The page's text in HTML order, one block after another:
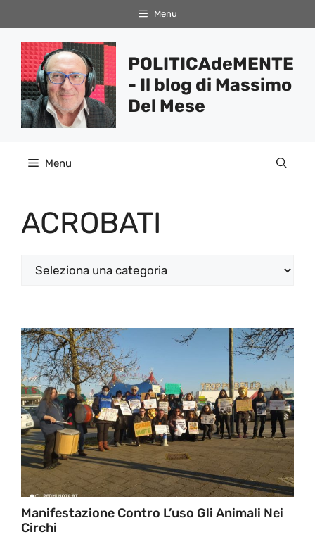
al
contenuto
Menu
POLITICAdeMENTE
- Il blog di Massimo
Del Mese
Menu
ACROBATI
Categorie
Manifestazione Contro L’uso Gli Animali Nei
Circhi